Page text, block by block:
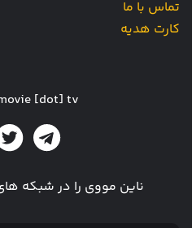
تماس با ما
کارت هدیه
[dot] tv
ناین مووی را در شبکه